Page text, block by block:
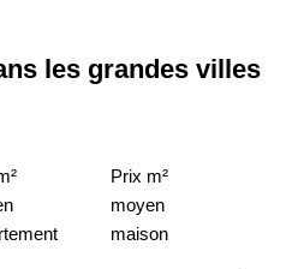
les grandes villes
Prix m²
moyen
maison